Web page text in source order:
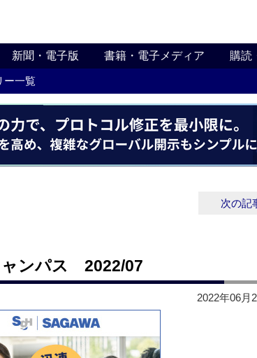
新聞・電子版 書籍・電子メディア 購読
ー一覧
次の記
ンパス 2022/07
2022年06月